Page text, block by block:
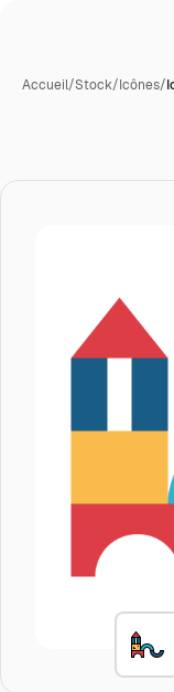
Accueil/Stock/Icônes/